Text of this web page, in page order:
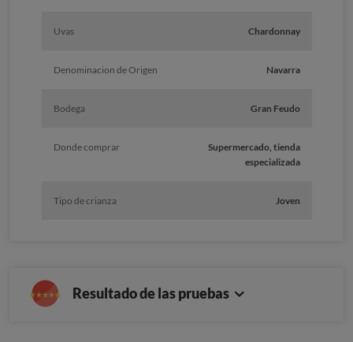
Uvas Chardonnay
Denominacion de Origen Navarra
Bodega Gran Feudo
Donde comprar
Supermercado, tienda
especializada
Tipo de crianza Joven
Resultado de las pruebas